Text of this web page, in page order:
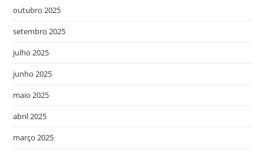
outubro 2025
setembro 2025
julho 2025
junho 2025
maio 2025
abril 2025
março 2025